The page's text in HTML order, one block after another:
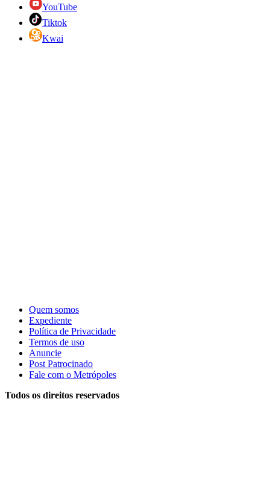
YouTube
Tiktok
Kwai
Quem somos
Expediente
Política de Privacidade
Termos de uso
Anuncie
Post Patrocinado
Fale com o Metrópoles
Todos os direitos reservados